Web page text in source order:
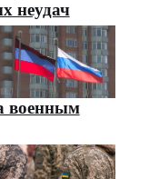
неудач
военным